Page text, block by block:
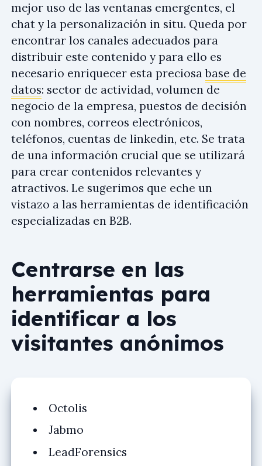
mejor uso de las ventanas emergentes, el
chat y la personalización in situ. Queda por
encontrar los canales adecuados para
distribuir este contenido y para ello es
necesario enriquecer esta preciosabase de
datos: sector de actividad, volumen de
negocio de la empresa, puestos de decisión
con nombres, correos electrónicos,
teléfonos, cuentas de linkedin, etc. Se trata
de una información crucial que se utilizará
para crear contenidos relevantes y
atractivos. Le sugerimos que eche un
vistazo a las herramientas de identificación
especializadas en B2B.
Centrarse en las
herramientas para
identificar a los
visitantes anónimos
Octolis
Jabmo
LeadForensics